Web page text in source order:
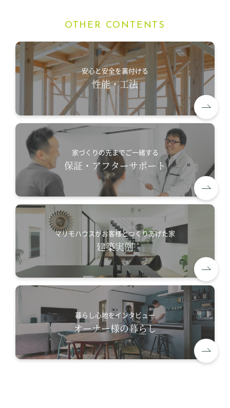
OTHER CONTENTS
安心と安全を裏付ける
性能・工法
家づくりの先までご一緒する
保証・アフターサポート
マリモハウスがお客様とつくりあげた家
建築実例
暮らし心地をインタビュー
オーナー様の暮らし